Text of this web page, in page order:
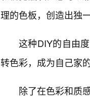
理的色板，创造出独
这种DIY的自由
转色彩，成为自己家
除了在色彩和质